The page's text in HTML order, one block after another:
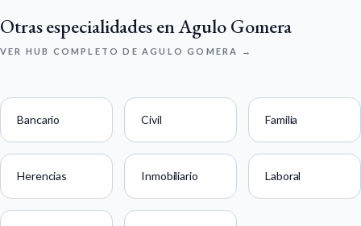
Otras especialidades en Agulo Gomera
VER HUB COMPLETO DE AGULO GOMERA →
Bancario Civil Familia
Herencias Inmobiliario Laboral